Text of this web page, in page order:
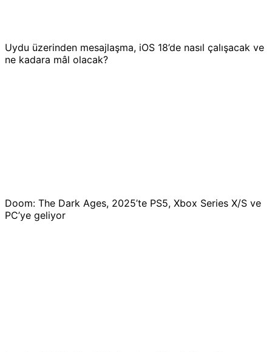
Uydu üzerinden mesajlaşma, iOS 18’de nasıl çalışacak ve
ne kadara mâl olacak?
Doom: The Dark Ages, 2025’te PS5, Xbox Series X/S ve
PC’ye geliyor